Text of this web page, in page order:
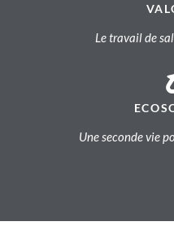
Le travail de
Une seconde vie